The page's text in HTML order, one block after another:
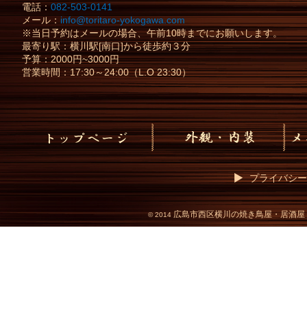
電話：082-503-0141
メール： info@toritaro-yokogawa.com
※当日予約はメールの場合、午前10時までにお願いします。
最寄り駅：横川駅[南口]から徒歩約３分
予算：2000円~3000円
営業時間：17:30～24:00（L.O 23:30）
プライバシ
©2014 広島市西区横川の焼き鳥屋・居酒